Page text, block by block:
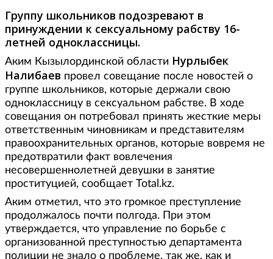
Группу школьников подозревают в
принуждении к сексуальному рабству 16-
летней одноклассницы.
Аким Кызылординской области Нурлыбек
Налибаев провел совещание после новостей о
группе школьников, которые держали свою
одноклассницу в сексуальном рабстве. В ходе
совещания он потребовал принять жесткие меры
ответственным чиновникам и представителям
правоохранительных органов, которые вовремя не
предотвратили факт вовлечения
несовершеннолетней девушки в занятие
проституцией, сообщает Total.kz.
Аким отметил, что это громкое преступление
продолжалось почти полгода. При этом
утверждается, что управление по борьбе с
организованной преступностью департамента
полиции не знало о проблеме, так же, как и